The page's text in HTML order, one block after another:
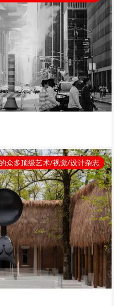
众多顶级艺术/视觉/设计杂志